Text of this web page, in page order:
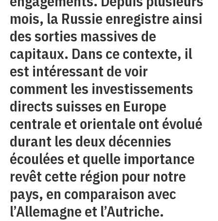
mois, la Russie enregistre ainsi
des sorties massives de
capitaux. Dans ce contexte, il
est intéressant de voir
comment les investissements
directs suisses en Europe
centrale et orientale ont évolué
durant les deux décennies
écoulées et quelle importance
revêt cette région pour notre
pays, en comparaison avec
l’Allemagne et l’Autriche.